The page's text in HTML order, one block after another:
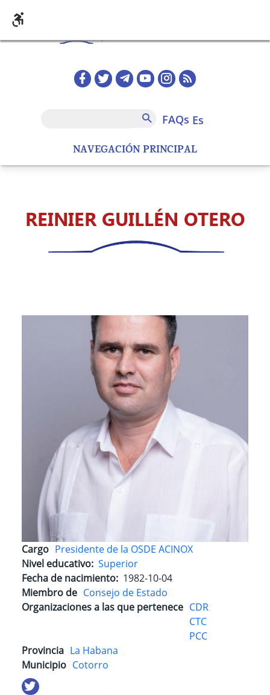
NAVEGACIÓN PRINCIPAL
Redes sociales home
FAQs
FAQs es
REINIER GUILLÉN OTERO
Cargo Presidente de la OSDE ACINOX
Nivel educativo Superior
Fecha de nacimiento 1982-10-04
Miembro de Consejo de Estado
Organizaciones a las que pertenece CDR
CTC
PCC
Provincia La Habana
Municipio Cotorro